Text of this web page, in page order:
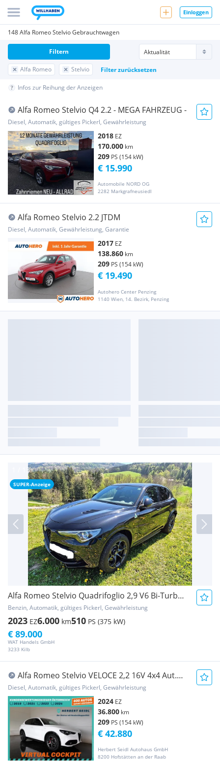
Einloggen
148 Alfa Romeo Stelvio Gebrauchtwagen
Alfa Romeo Stelvio Filter zurücksetzen
Filtern
Infos zur Reihung der Anzeigen
Alfa Romeo Stelvio Q4 2.2 - MEGA FAHRZEUG -
Diesel, Automatik, gültiges Pickerl, Gewährleistung
2018 EZ
170.000 km
209 PS (154 kW)
Automobile NORD OG
2282 Markgrafneusiedl
€ 15.990
Alfa Romeo Stelvio 2.2 JTDM
Diesel, Automatik, Gewährleistung, Garantie
2017 EZ
138.860 km
209 PS (154 kW)
Autohero Center Penzing
1140 Wien, 14. Bezirk, Penzing
€ 19.490
SUPER-Anzeige
Alfa Romeo Stelvio Quadrifoglio 2,9 V6 Bi-Turbo 510 AT8 Q4
Benzin, Automatik, gültiges Pickerl, Gewährleistung
2023 EZ6.000 km510 PS (375 kW)
WAT Handels GmbH
3233 Kilb
€ 89.000
Alfa Romeo Stelvio VELOCE 2,2 16V 4x4 Aut.
*20 ZOLL / MATR...
Diesel, Automatik, gültiges Pickerl, Gewährleistung
2024 EZ
36.800 km
209 PS (154 kW)
Herbert Seidl Autohaus GmbH
8200 Hofstätten an der Raab
€ 42.880